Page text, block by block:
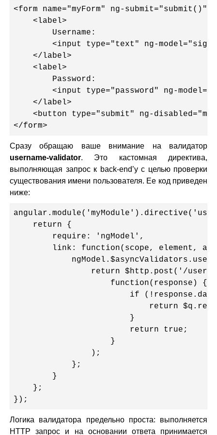
<form name="myForm" ng-submit="submit()">
    <label>
        Username:
<input type="text" ng-
    </label>
    <label>
        Password:
<input type="password" ng-
    </label>
<button type="submit" ng-
</form>
Сразу обращаю ваше внимание на валидатор
username-validator. Это кастомная директива,
выполняющая запрос к back-end’у с целью проверки
существования имени пользователя. Ее код приведен
ниже:
    return {
        require: 'ngModel',
link: function(scope, element,
return $http.post('/
                    function(response) {
if
return
                        }
                        return true;
                    }
                );
            };
        }
    };
});
Логика валидатора предельно проста: выполняется
HTTP запрос и на основании ответа принимается